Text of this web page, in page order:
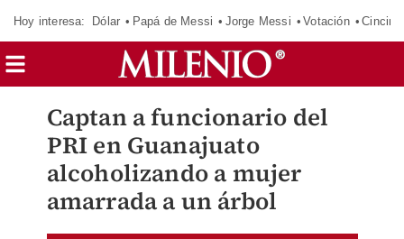
Hoy interesa: Dólar Papá de Messi Jorge Messi Votación
Captan a funcionario del
PRI en Guanajuato
alcoholizando a mujer
amarrada a un árbol